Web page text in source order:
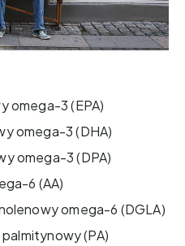
omega-3 (EPA)
omega-3 (DHA)
omega-3 (DPA)
6 (AA)
omega-6 (DGLA)
(PA)